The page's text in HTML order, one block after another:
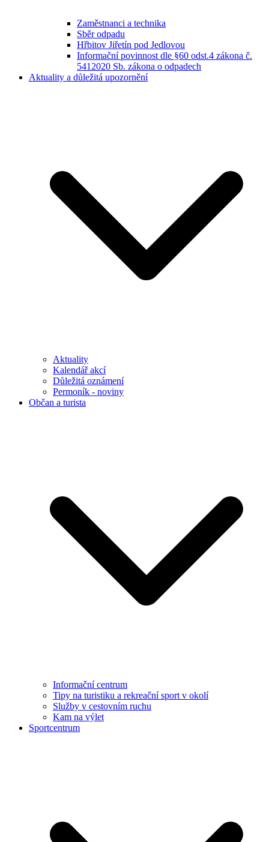
Zaměstnanci a technika
Sběr odpadu
Hřbitov Jiřetín pod Jedlovou
Informační povinnost dle §60 odst.4 zákona č.
5412020 Sb. zákona o odpadech
Aktuality a důležitá upozornění
Aktuality
Kalendář akcí
Důležitá oznámení
Permoník - noviny
Občan a turista
Informační centrum
Tipy na turistiku a rekreační sport v okolí
Služby v cestovním ruchu
Kam na výlet
Sportcentrum